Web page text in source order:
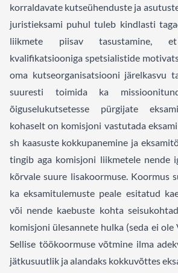
korraldavate kutseühenduste ja
juristieksami puhul tuleb kindlasti
liikmete piisav tasustamine,
kvalifikatsiooniga spetsialistide
oma kutseorganisatsiooni järelkasvu
suuresti toimida ka
õiguselukutsetesse pürgijate
kohaselt on komisjoni vastutada
sh kaasuste kokkupanemine ja
tingib aga komisjoni liikmetele nende
kõrvale suure lisakoormuse. Koormus
ka eksamitulemuste peale esitatud
või nende kaebuste kohta
komisjoni ülesannete hulka (seda ei ole
Sellise töökoormuse võtmine ilma
jätkusuutlik ja alandaks kokkuvõttes